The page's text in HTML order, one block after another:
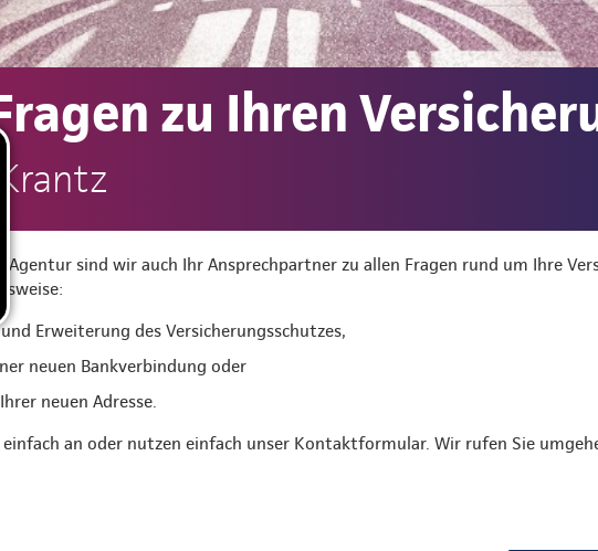
zu Ihren
Agentur sind wir auch Ihr Ansprechpartner zu allen Fragen rund um Ihre
Erweiterung des Versicherungsschutzes,
neuen Bankverbindung oder
neuen Adresse.
einfach an oder nutzen einfach unser Kontaktformular. Wir rufen Sie